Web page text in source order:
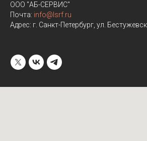
ООО "АБ-СЕРВИС"
Почта: info@lsrf.ru
Адрес: г. Санкт-Петербург, ул.